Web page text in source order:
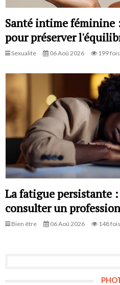
Santé intime féminine
pour préserver
Sexualite 06 Aoû 2026 199 fois
La fatigue persistante
consulter un
Bien être 06 Aoû 2026 148 fois